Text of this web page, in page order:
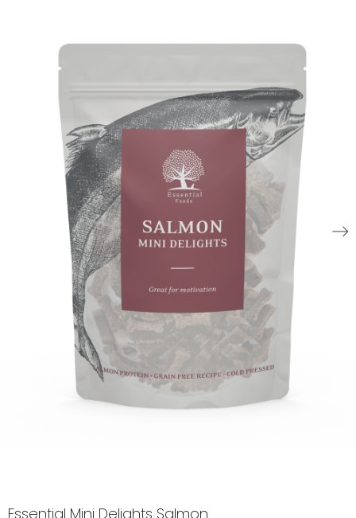
Essential Mini Delights Salmon